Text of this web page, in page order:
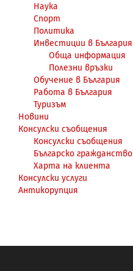
Наука
Спорт
Политика
Инвестиции в България
Обща информация
Полезни връзки
Обучение в България
Работа в България
Туризъм
Новини
Консулски съобщения
Консулски съобщения
Българско гражданство
Харта на клиента
Консулски услуги
Антикорупция